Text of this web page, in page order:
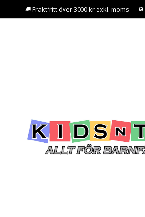
Fraktfritt över 3000 kr exkl. moms